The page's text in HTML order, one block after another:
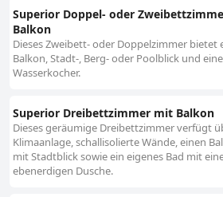
Superior Doppel- oder
Balkon
Dieses Zweibett- oder Doppelzimmer bietet
Balkon, Stadt-, Berg- oder Poolblick und
Wasserkocher.
Superior Dreibettzimmer mit Balkon
Dieses geräumige Dreibettzimmer verfügt
Klimaanlage, schallisolierte Wände, einen
mit Stadtblick sowie ein eigenes Bad mit
ebenerdigen Dusche.